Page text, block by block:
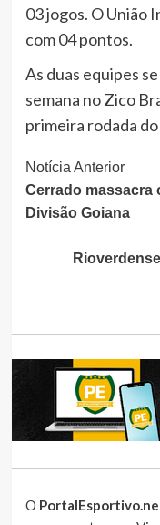
03 jogos. O União
com 04 pontos.
As duas equipes
semana no Zico
primeira rodada
Continue
Lendo
Notícia Anterior
Cerrado massacra
Divisão Goiana
O